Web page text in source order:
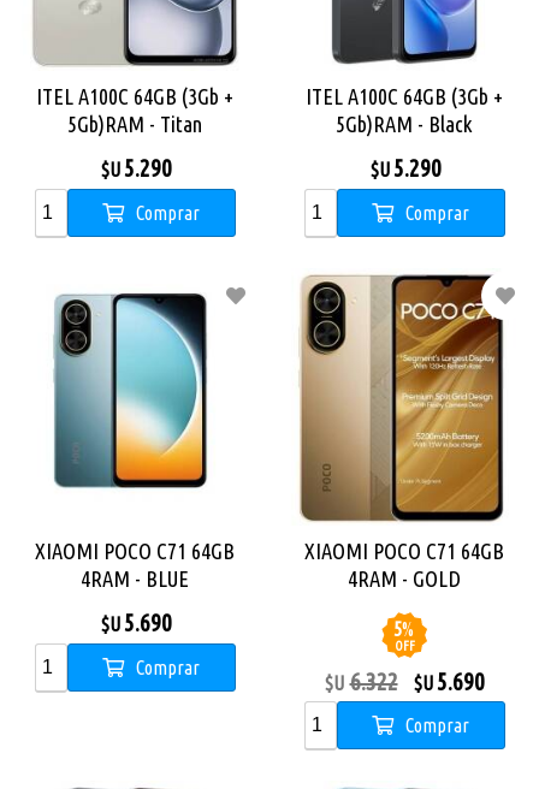
ITEL A100C 64GB (3Gb +
5Gb)RAM - Titan
$U 5.290
Comprar
ITEL A100C 64GB (3Gb +
5Gb)RAM - Black
$U 5.290
Comprar
XIAOMI POCO C71 64GB
4RAM - BLUE
$U 5.690
Comprar
XIAOMI POCO C71 64GB
4RAM - GOLD
5%
OFF
$U 6.322 $U 5.690
Comprar